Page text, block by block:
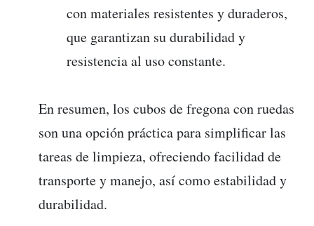
con materiales resistentes y duraderos,
que garantizan su durabilidad y
resistencia al uso constante.
En resumen, los cubos de fregona con ruedas
son una opción práctica para simplificar las
tareas de limpieza, ofreciendo facilidad de
transporte y manejo, así como estabilidad y
durabilidad.